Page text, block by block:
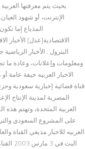
بحيث يتم معرفتها
الإنترنت، أو شهود
المذياع إما تكون
الاقتصادية[عدل] الأخبار
البترول . الأخبار
ومعلومات وإعلانات، وعادة
الاخبار العربیه حيفة عامة
المصرية لمدينة الإنتاج
العربية المتحدة، وتهتم هذه
على المشروع السعودي
البث